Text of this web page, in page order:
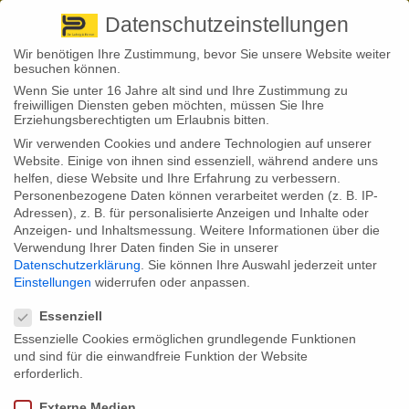
+ 49 3501 528571 |
Back to News
01
Nov.
Stephan Fröhlich
Es ist bitter: Zum zweiten Mal innerhalb weniger Wochen hat ein
Sturm starke Verwüstungen in Deutschland angerichtet. Herwart
hieß der Übeltäter diesmal und wütete besonders dort, wo auch
Ostdeutschland. Dächer wurden abgedeckt, Bäume fielen auf
Häuser und Straßen, in Städten wie Bremerhaven und Hamburg
wurden viele Keller geflutet. Zwischenzeitlich kam im Norden fast
der komplette Bahnverkehr zum Erliegen.
Datenschutzeinstellungen
Wir benötigen Ihre Zustimmung, bevor Sie unsere Website weiter
besuchen können.
Wenn Sie unter 16 Jahre alt sind und Ihre Zustimmung zu
freiwilligen Diensten geben möchten, müssen Sie Ihre
Erziehungsberechtigten um Erlaubnis bitten.
Wir verwenden Cookies und andere Technologien auf unserer
Website. Einige von ihnen sind essenziell, während andere uns
helfen, diese Website und Ihre Erfahrung zu verbessern.
Personenbezogene Daten können verarbeitet werden (z. B. IP-
Adressen), z. B. für personalisierte Anzeigen und Inhalte oder
Anzeigen- und Inhaltsmessung. Weitere Informationen über die
Verwendung Ihrer Daten finden Sie in unserer
Datenschutzerklärung
Sie können Ihre Auswahl jederzeit unter
Einstellungen widerrufen oder anpassen.
Essenziell
Essenzielle Cookies ermöglichen grundlegende Funktionen
und sind für die einwandfreie Funktion der Website
erforderlich.